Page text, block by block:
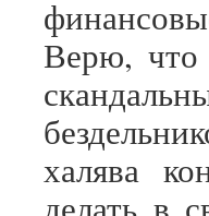
Верю,
халява